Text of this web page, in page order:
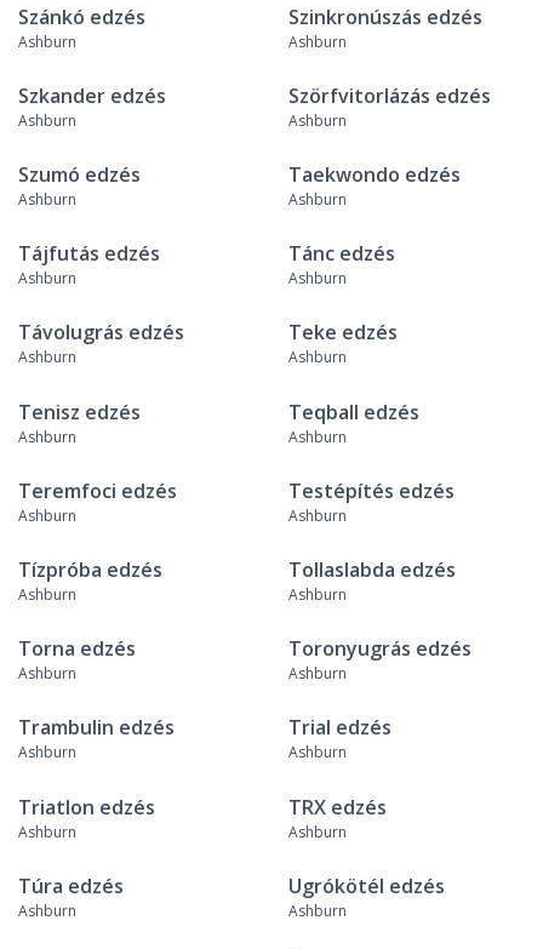
Szánkó edzés
Ashburn
Szinkronúszás edzés
Ashburn
Szkander edzés
Ashburn
Szörfvitorlázás edzés
Ashburn
Szumó edzés
Ashburn
Taekwondo edzés
Ashburn
Tájfutás edzés
Ashburn
Tánc edzés
Ashburn
Távolugrás edzés
Ashburn
Teke edzés
Ashburn
Tenisz edzés
Ashburn
Teqball edzés
Ashburn
Teremfoci edzés
Ashburn
Testépítés edzés
Ashburn
Tízpróba edzés
Ashburn
Tollaslabda edzés
Ashburn
Torna edzés
Ashburn
Toronyugrás edzés
Ashburn
Trambulin edzés
Ashburn
Trial edzés
Ashburn
Triatlon edzés
Ashburn
TRX edzés
Ashburn
Túra edzés
Ashburn
Ugrókötél edzés
Ashburn